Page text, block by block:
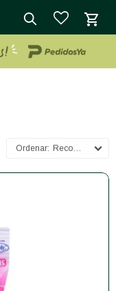
Recomendados